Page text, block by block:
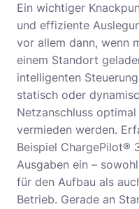
Ein wichtiger
und effiziente
vor allem dann, wenn
einem Standort
intelligenten
statisch oder
Netzanschluss
vermieden werden.
Beispiel ChargePilot®
Ausgaben ein –
für den Aufbau als
Betrieb. Gerade an